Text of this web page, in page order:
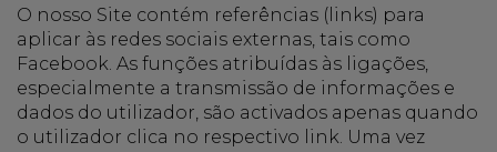
O nosso Site contém referências (links) para
aplicar às redes sociais externas, tais como
Facebook. As funções atribuídas às ligações,
especialmente a transmissão de informações e
dados do utilizador, são activados apenas quando
o utilizador clica no respectivo link. Uma vez